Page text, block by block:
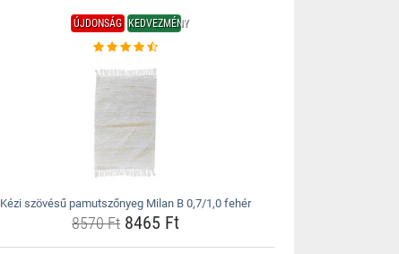
ÚJDONSÁG KEDVEZMÉNY
Kézi szövésű pamutszőnyeg Milan B 0,7/1,0 fehér
8570 Ft 8465 Ft